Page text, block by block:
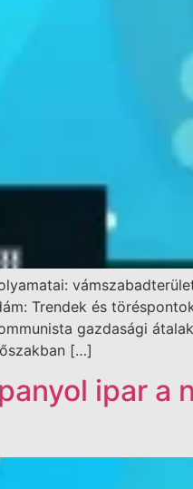
Trendek és
gazdasági
[…]
ipar a